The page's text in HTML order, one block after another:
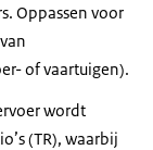
Oppassen voor
of vaartuigen).
wordt
(TR), waarbij